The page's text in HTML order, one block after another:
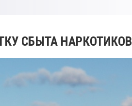
СБЫТА НАРКОТИКОВ